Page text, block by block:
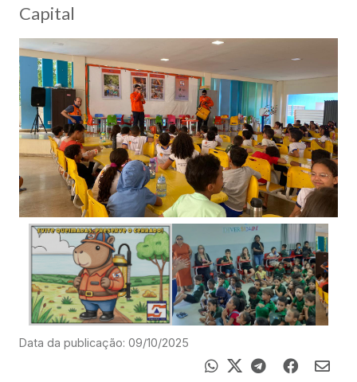
Capital
Data da publicação: 09/10/2025